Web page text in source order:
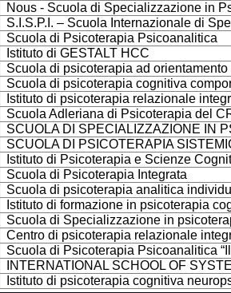
Nous - Scuola di Specializzazione in
S.I.S.P.I. – Scuola Internazionale di
Scuola di Psicoterapia Psicoanalitica
Istituto di GESTALT HCC
Scuola di psicoterapia ad
Scuola di psicoterapia cognitiva
Istituto di psicoterapia relazionale
Scuola Adleriana di Psicoterapia del
SCUOLA DI SPECIALIZZAZIONE IN
SCUOLA DI PSICOTERAPIA
Istituto di Psicoterapia e Scienze
Scuola di Psicoterapia Integrata
Scuola di psicoterapia analitica
Istituto di formazione in psicoterapia
Scuola di Specializzazione in
Centro di psicoterapia relazionale
Scuola di Psicoterapia Psicoanalitica
INTERNATIONAL SCHOOL OF
Istituto di psicoterapia cognitiva